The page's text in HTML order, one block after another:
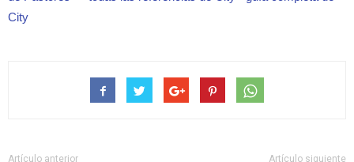
City
Artículo anterior Artículo siguiente